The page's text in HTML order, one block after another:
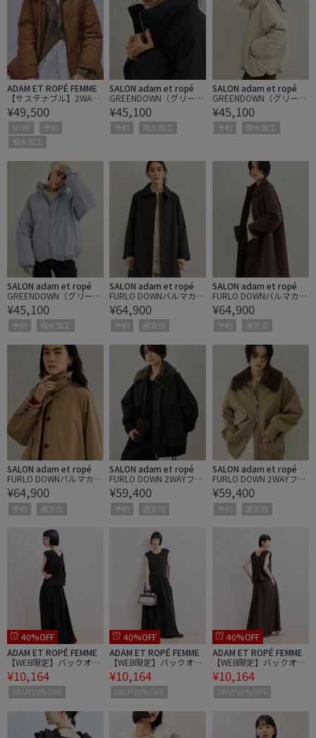
ADAM ET ROPÉ FEMME
【サステナブル】2WAY
フーディミドルダウン/
撥水
¥49,500
NEW!
予約
撥水加工
SALON adam et ropé
GREENDOWN（グリーン
ダウン）撥水加工スタン
ドカラーダウンジャケッ
ト 3
¥45,100
予約 撥水加工
SALON adam et ropé
GREENDOWN（グリーン
ダウン）撥水加工スタン
ドカラーダウンジャケッ
ト 3
¥45,100
予約 撥水加工
SALON adam et ropé
GREENDOWN（グリーン
ダウン）撥水加工スタン
ドカラーダウンジャケッ
ト 3
¥45,100
予約 撥水加工
SALON adam et ropé
FURLO DOWNバルマカン
コート / 撥水ファーロダ
ウン
¥64,900
予約 通気性
SALON adam et ropé
FURLO DOWNバルマカン
コート / 撥水ファーロダ
ウン
¥64,900
予約 通気性
SALON adam et ropé
FURLO DOWNバルマカン
コート / 撥水ファーロダ
ウン
¥64,900
予約 通気性
SALON adam et ropé
FURLO DOWN 2WAYフラ
イトジャケット / ファー
ロダウン
¥59,400
予約 通気性
SALON adam et ropé
FURLO DOWN 2WAYフラ
イトジャケット / ファー
ロダウン
¥59,400
予約 通気性
40%OFF
ADAM ET ROPÉ FEMME
【WEB限定】バックオー
プンマキシワンピース
¥10,164
2BUY10%OFF
40%OFF
ADAM ET ROPÉ FEMME
【WEB限定】バックオー
プンマキシワンピース
¥10,164
2BUY10%OFF
40%OFF
ADAM ET ROPÉ FEMME
【WEB限定】バックオー
プンマキシワンピース
¥10,164
2BUY10%OFF